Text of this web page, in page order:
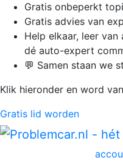
Gratis onbeperkt
Gratis advies van
Help elkaar, leer
dé auto-expert
💬 Samen staan we
Klik hieronder en word
Gratis lid worden